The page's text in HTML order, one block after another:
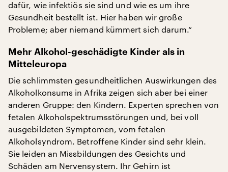
dafür, wie infektiös sie sind und wie es um ihre
Gesundheit bestellt ist. Hier haben wir große
Probleme; aber niemand kümmert sich darum.“
Mehr Alkohol-geschädigte Kinder als in
Mitteleuropa
Die schlimmsten gesundheitlichen Auswirkungen des
Alkoholkonsums in Afrika zeigen sich aber bei einer
anderen Gruppe: den Kindern. Experten sprechen von
fetalen Alkoholspektrumsstörungen und, bei voll
ausgebildeten Symptomen, vom fetalen
Alkoholsyndrom. Betroffene Kinder sind sehr klein.
Sie leiden an Missbildungen des Gesichts und
Schäden am Nervensystem. Ihr Gehirn ist